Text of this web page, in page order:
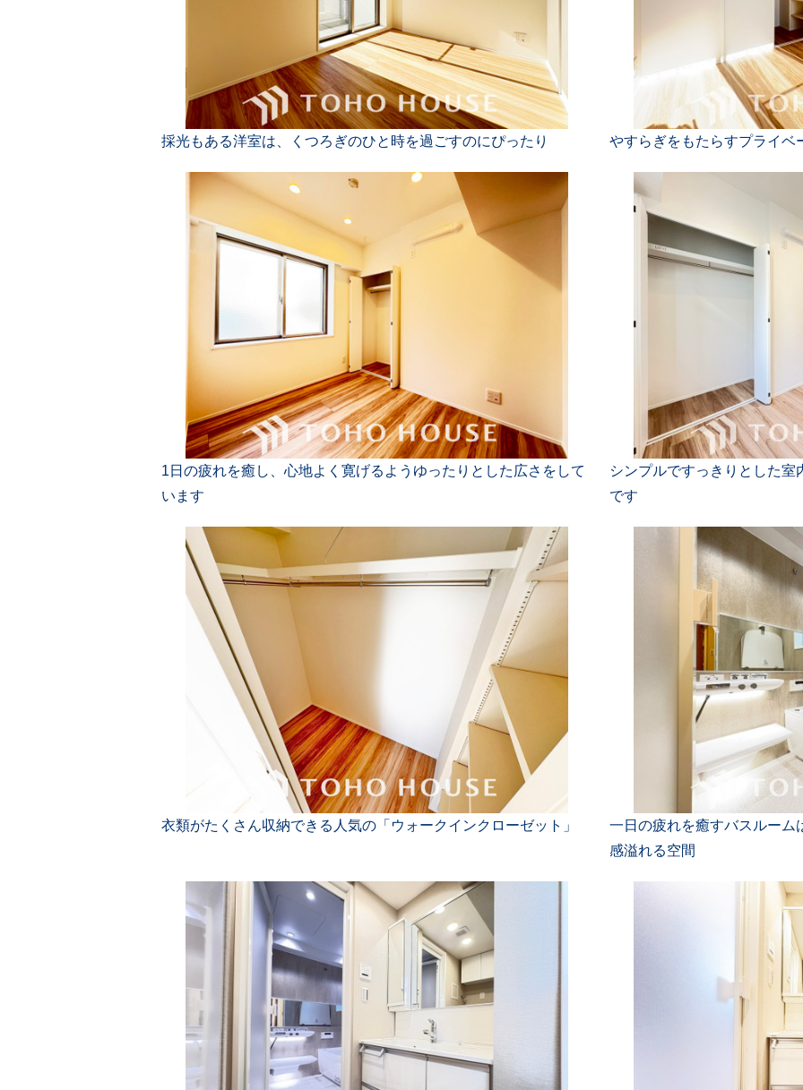
採光もある洋室は、くつろぎのひと時を過ごすのにぴったり やすらぎをもたらすプライベ
1日の疲れを癒し、心地よく寛げるようゆったりとした広さをして
います
シンプルですっきりとした
です
衣類がたくさん収納できる人気の「ウォークインクローゼット」
一日の疲れを癒すバスルーム
感溢れる空間